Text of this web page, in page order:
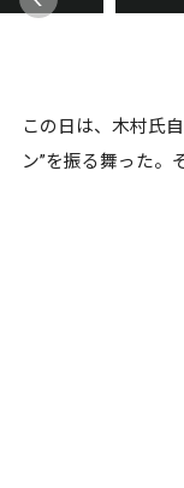
この日は、木村氏
ン”を振る舞った。